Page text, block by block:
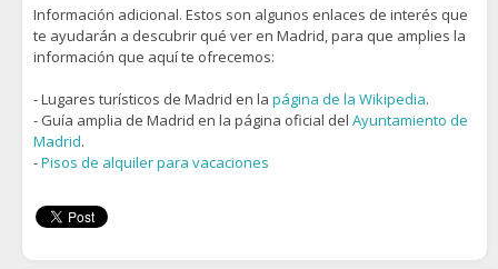
Información adicional. Estos son algunos enlaces de interés que
te ayudarán a descubrir qué ver en Madrid, para que amplies la
información que aquí te ofrecemos:
- Lugares turísticos de Madrid en la página de la Wikipedia.
- Guía amplia de Madrid en la página oficial del Ayuntamiento de
Madrid.
-Pisos de alquiler para vacaciones